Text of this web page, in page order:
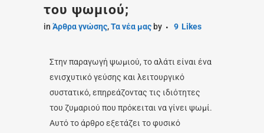
του ψωμιού;
in Άρθρα γνώσης,Τα νέα μας by 9 Likes
Στην παραγωγή ψωμιού, το αλάτι είναι ένα
ενισχυτικό γεύσης και λειτουργικό
συστατικό, επηρεάζοντας τις ιδιότητες
του ζυμαριού που πρόκειται να γίνει ψωμί.
Αυτό το άρθρο εξετάζει το φυσικό